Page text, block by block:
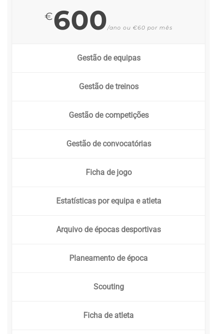
€600/ano ou €60 por mês
Gestão de equipas
Gestão de treinos
Gestão de competições
Gestão de convocatórias
Ficha de jogo
Estatísticas por equipa e atleta
Arquivo de épocas desportivas
Planeamento de época
Scouting
Ficha de atleta